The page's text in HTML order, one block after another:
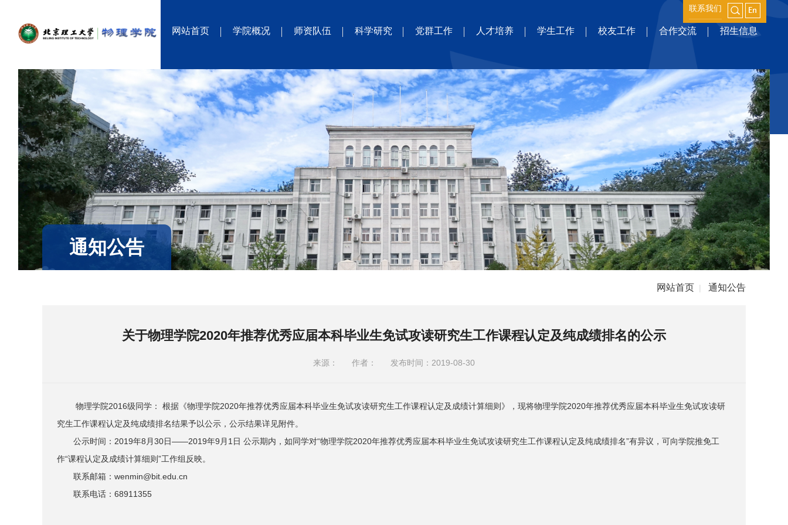
联系我们
网站首页 学院概况 师资队伍 科学研究 党群工作 人才培养 学生工作 校友工作 合作交流 招生信息
通知公告
网站首页 | 通知公告
关于物理学院2020年推荐优秀应届本科毕业生免试攻读研究生工作课程认定及纯成绩排名的公示
来源： 作者： 发布时间：2019-08-30
物理学院2016级同学： 根据《物理学院2020年推荐优秀应届本科毕业生免试攻读研究生工作课程认定及成绩计算细则》，现将物理学院2020年推荐优秀应届本科毕业生免试攻读研
究生工作课程认定及纯成绩排名结果予以公示，公示结果详见附件。
公示时间：2019年8月30日——2019年9月1日 公示期内，如同学对“物理学院2020年推荐优秀应届本科毕业生免试攻读研究生工作课程认定及纯成绩排名”有异议，可向学院推免工
作“课程认定及成绩计算细则”工作组反映。
联系邮箱：wenmin@bit.edu.cn
联系电话：68911355